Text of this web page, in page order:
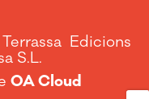
Edicions
S.L.
OA Cloud